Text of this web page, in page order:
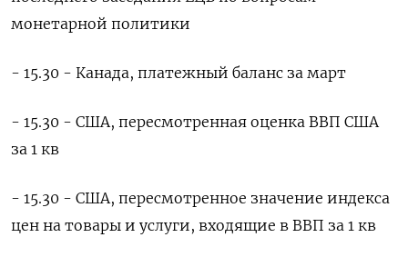
монетарной политики
- 15.30 - Канада, платежный баланс за март
- 15.30 - США, пересмотренная оценка ВВП США
за 1 кв
- 15.30 - США, пересмотренное значение индекса
цен на товары и услуги, входящие ​в ВВП за 1 кв